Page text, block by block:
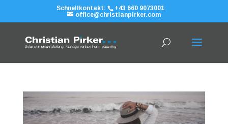
Schnellkontakt:
+43 660 9073001
office@christianpirker.com